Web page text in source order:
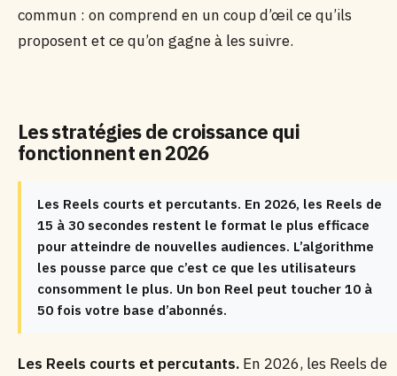
commun : on comprend en un coup d’œil ce qu’ils
proposent et ce qu’on gagne à les suivre.
Les stratégies de croissance qui
fonctionnent en 2026
Les Reels courts et percutants. En 2026, les Reels de
15 à 30 secondes restent le format le plus efficace
pour atteindre de nouvelles audiences. L’algorithme
les pousse parce que c’est ce que les utilisateurs
consomment le plus. Un bon Reel peut toucher 10 à
50 fois votre base d’abonnés.
Les Reels courts et percutants. En 2026, les Reels de